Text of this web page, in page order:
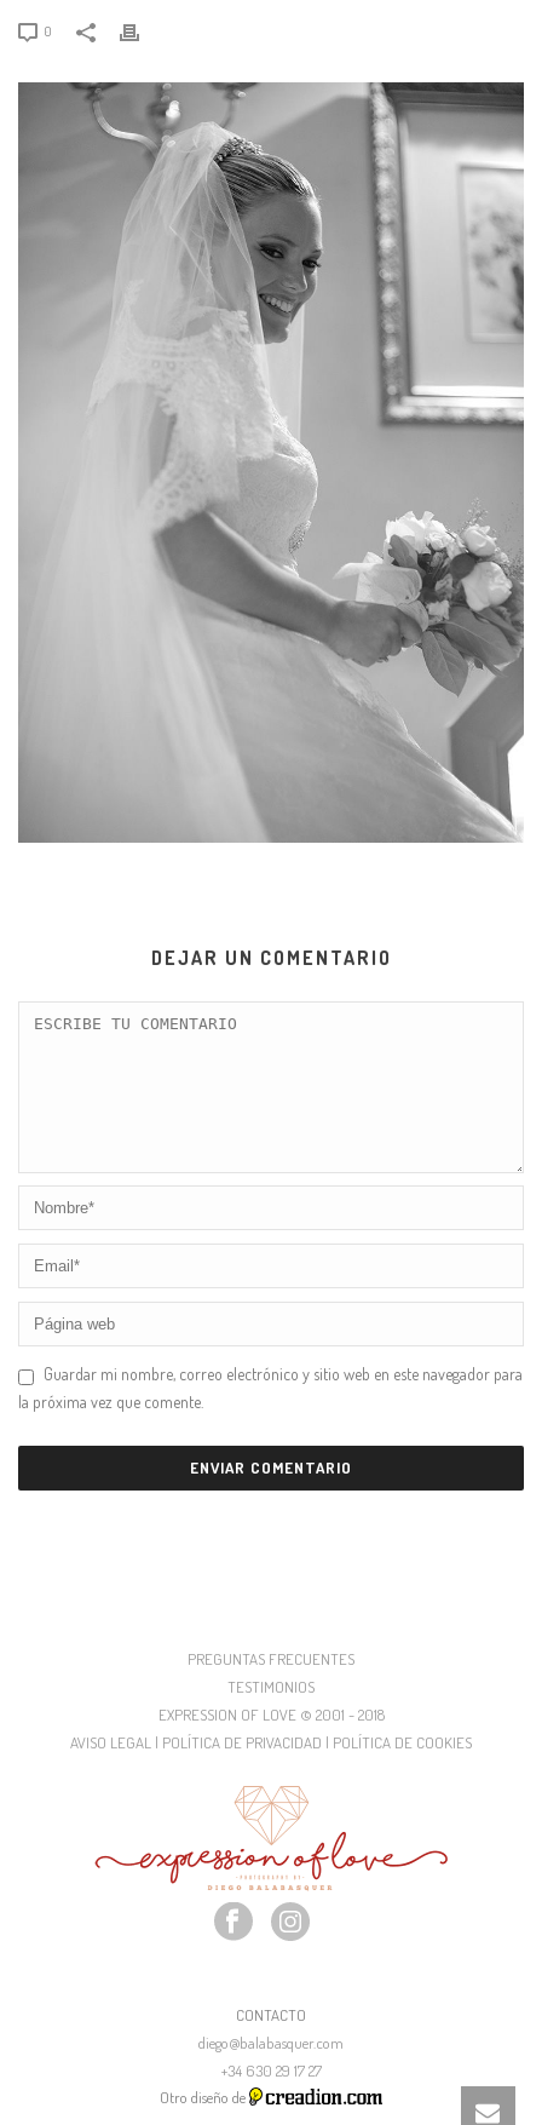
0
DEJAR UN COMENTARIO
Guardar mi nombre, correo electrónico y sitio web en este navegador para
la próxima vez que comente.
PREGUNTAS FRECUENTES
TESTIMONIOS
EXPRESSION OF LOVE © 2001 - 2018
AVISO LEGAL | POLÍTICA DE PRIVACIDAD | POLÍTICA DE COOKIES
CONTACTO
diego@balabasquer.com
+34 630 29 17 27
Otro diseño de